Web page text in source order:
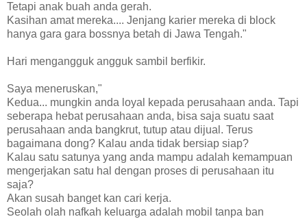
Tetapi anak buah anda gerah.
Kasihan amat mereka.... Jenjang karier mereka di block
hanya gara gara bossnya betah di Jawa Tengah."
Hari mengangguk angguk sambil berfikir.
Saya meneruskan,"
Kedua... mungkin anda loyal kepada perusahaan anda. Tapi
seberapa hebat perusahaan anda, bisa saja suatu saat
perusahaan anda bangkrut, tutup atau dijual. Terus
bagaimana dong? Kalau anda tidak bersiap siap?
Kalau satu satunya yang anda mampu adalah kemampuan
mengerjakan satu hal dengan proses di perusahaan itu
saja?
Akan susah banget kan cari kerja.
Seolah olah nafkah keluarga adalah mobil tanpa ban